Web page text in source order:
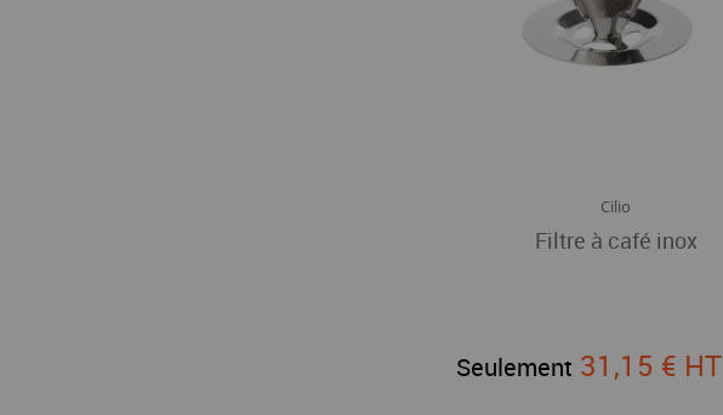
Cilio
Filtre à café inox
Seulement 31,15 € HT